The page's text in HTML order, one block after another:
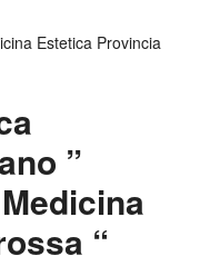
Estetica Provincia
”
“